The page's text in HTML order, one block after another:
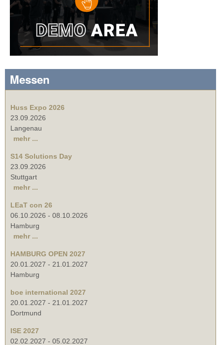
Messen
Huss Expo 2026
23.09.2026
Langenau
mehr ...
S14 Solutions Day
23.09.2026
Stuttgart
mehr ...
LEaT con 26
06.10.2026 - 08.10.2026
Hamburg
mehr ...
HAMBURG OPEN 2027
20.01.2027 - 21.01.2027
Hamburg
boe international 2027
20.01.2027 - 21.01.2027
Dortmund
ISE 2027
02.02.2027 - 05.02.2027